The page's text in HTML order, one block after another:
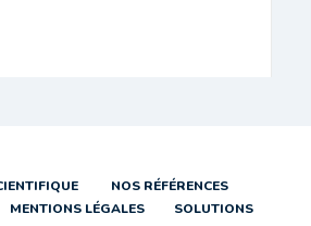
NOS RÉFÉRENCES
MENTIONS LÉGALES
SOLUTIONS